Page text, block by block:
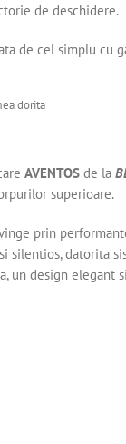
de deschidere.
de cel simplu cu
dorita
AVENTOS de la
superioare.
prin
datorita
un design elegant